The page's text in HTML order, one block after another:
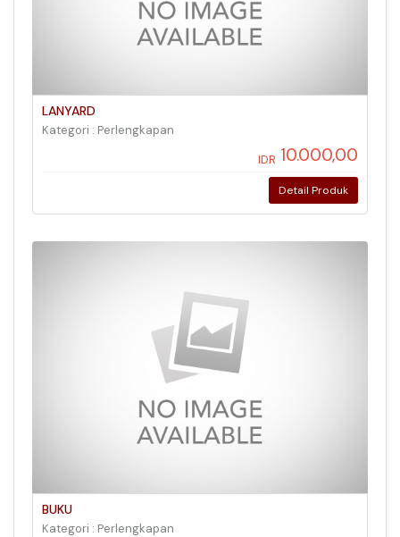
LANYARD
Kategori : Perlengkapan
IDR 10.000,00
Detail Produk
BUKU
Kategori : Perlengkapan